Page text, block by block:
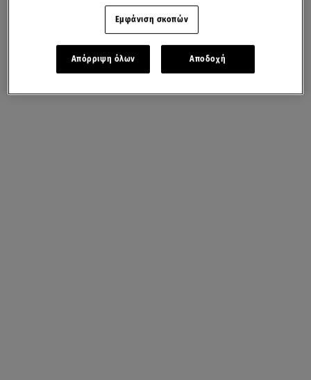
Εμφάνιση σκοπών
Απόρριψη όλων Αποδοχή